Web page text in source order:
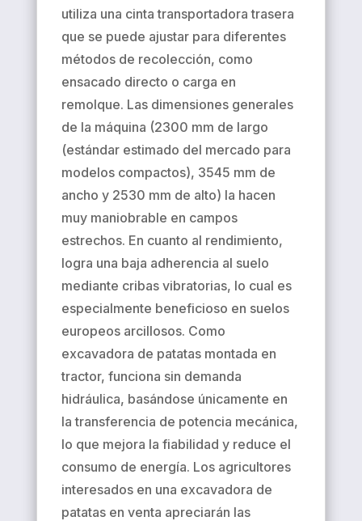
utiliza una cinta transportadora trasera
que se puede ajustar para diferentes
métodos de recolección, como
ensacado directo o carga en
remolque. Las dimensiones generales
de la máquina (2300 mm de largo
(estándar estimado del mercado para
modelos compactos), 3545 mm de
ancho y 2530 mm de alto) la hacen
muy maniobrable en campos
estrechos. En cuanto al rendimiento,
logra una baja adherencia al suelo
mediante cribas vibratorias, lo cual es
especialmente beneficioso en suelos
europeos arcillosos. Como
excavadora de patatas montada en
tractor, funciona sin demanda
hidráulica, basándose únicamente en
la transferencia de potencia mecánica,
lo que mejora la fiabilidad y reduce el
consumo de energía. Los agricultores
interesados ​​en una excavadora de
patatas en venta apreciarán las